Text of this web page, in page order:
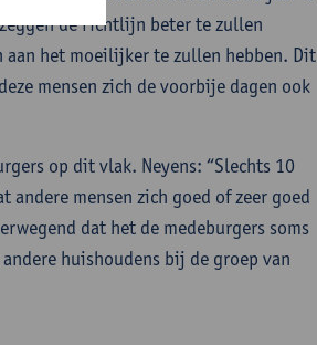
de richtlijn beter te zullen
aan het moeilijker te zullen hebben. Dit
mensen zich de voorbije dagen ook
op dit vlak. Neyens: “Slechts 10
mensen zich goed of zeer goed
dat het de medeburgers soms
huishoudens bij de groep van